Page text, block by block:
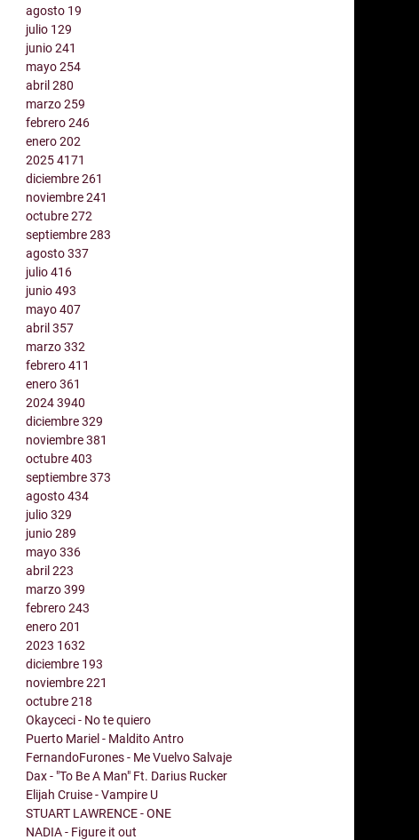
agosto 19
julio 129
junio241
mayo254
abril280
marzo259
febrero246
enero202
20254171
diciembre261
noviembre241
octubre272
septiembre283
agosto337
julio416
junio493
mayo407
abril357
marzo332
febrero411
enero361
20243940
diciembre329
noviembre381
octubre403
septiembre373
agosto434
julio329
junio289
mayo336
abril223
marzo399
febrero243
enero201
2023 1632
diciembre 193
noviembre221
octubre218
Okayceci - No te quiero
Puerto Mariel - Maldito Antro
FernandoFurones - Me Vuelvo Salvaje
Dax - "To Be A Man" Ft. Darius Rucker
Elijah Cruise - Vampire U
STUART LAWRENCE - ONE
NADIA - Figure it out